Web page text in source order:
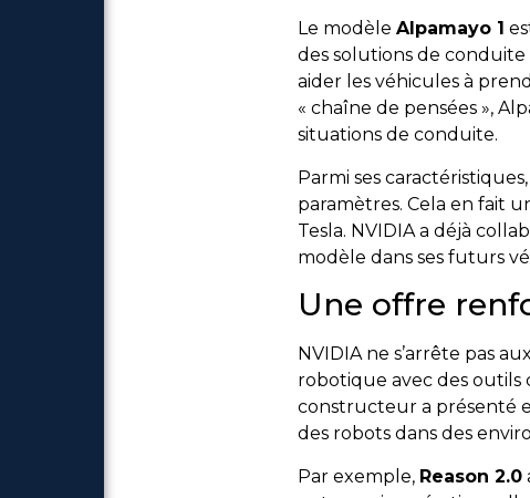
Le modèle Alpamayo 1
des solutions de
aider les véhicules à
« chaîne de pensées »,
situations de conduite.
Parmi ses
paramètres. Cela en fait
Tesla. NVIDIA a déjà
modèle dans ses futurs
Une offre
NVIDIA ne s’arrête pas
robotique avec des outils
constructeur a présenté
des robots dans des
Par exemple, Reason 2.0